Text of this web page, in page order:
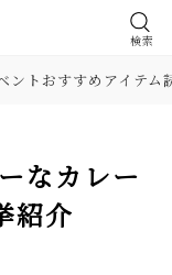
検索
ントおすすめアイテム
なカレー
紹介